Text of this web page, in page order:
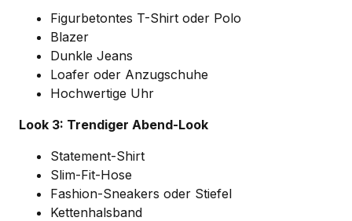
Figurbetontes T-Shirt oder Polo
Blazer
Dunkle Jeans
Loafer oder Anzugschuhe
Hochwertige Uhr
Look 3: Trendiger Abend-Look
Statement-Shirt
Slim-Fit-Hose
Fashion-Sneakers oder Stiefel
Kettenhalsband